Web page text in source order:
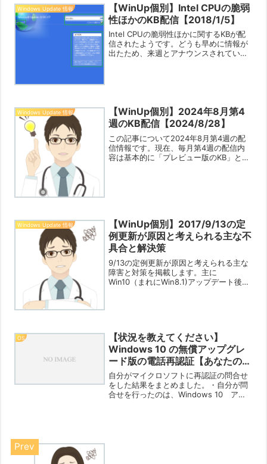
Windows Update 情報
【WinUp個別】Intel CPUの脆弱
性ほかのKB配信【2018/1/5】
Intel CPUの脆弱性ほかに関するKBが配
信されたようです。どうも早めに情報が
出たため、来週とアナウンスされていた
Windows Update 情報
【WinUp個別】2024年8月第4
週のKB配信【2024/8/28】
この記事について2024年8月第4週の配
信情報です。現在、毎月第4週の配信内
容は基本的に「プレビュー版のKB」とな
Windows Update 情報
【WinUp個別】2017/9/13の定
例更新が原因と考えられる主な不
具合と解決策
9/13の定例更新が原因と考えられる主な
障害と対策を掲載します。主に
Win10（まれにWin8.1)アップデート後に
OS
【状況を教えてください】
Windows 10 の無償アップグレ
ード版の電話再認証【あなたの問
合せ結果】
自分がマイクロソフトに再認証の問合せ
をした結果をまとめました。・自分が問
合せを行ったのは、Windows 10 アッ